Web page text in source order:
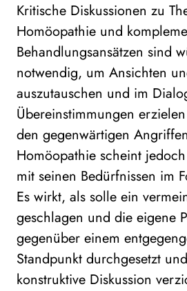
Kritische Diskussionen zu
Homöopathie und
Behandlungsansätzen sind
notwendig, um Ansichten
auszutauschen und im
Übereinstimmungen
den gegenwärtigen
Homöopathie scheint
mit seinen Bedürfnissen im
Es wirkt, als solle ein
geschlagen und die eigene
gegenüber einem
Standpunkt durchgesetzt
konstruktive Diskussion